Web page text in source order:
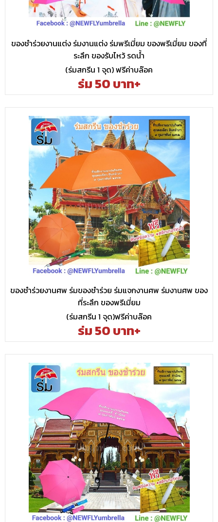
ของชำร่วยงานแต่ง ร่มงานแต่ง ร่มพรีเมี่ยม ของพรีเมี่ยม ของที่
ระลึก ของรับไหว้ รดน้ำ
(ร่มสกรีน 1 จุด) ฟรีค่าบล๊อค
ร่ม 50 บาท+
ของชำร่วยงานศพ ร่มของชำร่วย ร่มแจกงานศพ ร่มงานศพ ของ
ที่ระลึก ของพรีเมี่ยม
(ร่มสกรีน 1 จุด)ฟรีค่าบล๊อค
ร่ม 50 บาท+